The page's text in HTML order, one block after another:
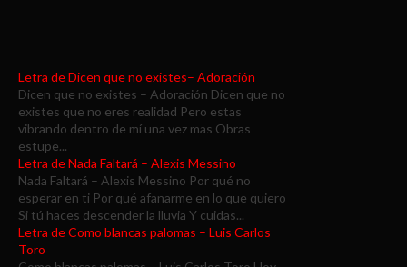
Letra de Dicen que no existes– Adoración
Dicen que no existes – Adoración Dicen que no
existes que no eres realidad Pero estas
vibrando dentro de mí una vez mas Obras
estupe...
Letra de Nada Faltará – Alexis Messino
Nada Faltará – Alexis Messino Por qué no
esperar en ti Por qué afanarme en lo que quiero
Si tú haces descender la lluvia Y cuidas...
Letra de Como blancas palomas – Luis Carlos
Toro